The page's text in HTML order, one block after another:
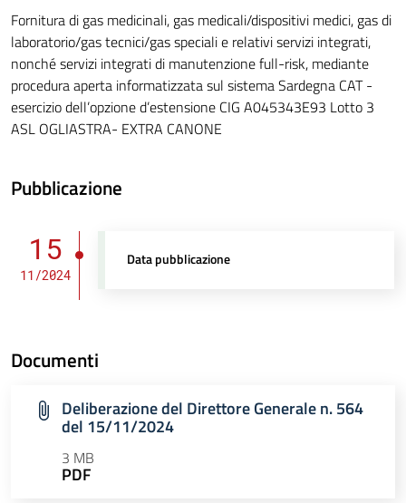
Fornitura di gas medicinali, gas medicali/dispositivi medici, gas di
laboratorio/gas tecnici/gas speciali e relativi servizi integrati,
nonché servizi integrati di manutenzione full-risk, mediante
procedura aperta informatizzata sul sistema Sardegna CAT -
esercizio dell’opzione d’estensione CIG A045343E93 Lotto 3
ASL OGLIASTRA- EXTRA CANONE
Pubblicazione
15
11/2024
Data pubblicazione
Documenti
Deliberazione del Direttore Generale n. 564
del 15/11/2024
3 MB
PDF